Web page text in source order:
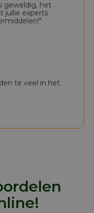
geweldig, het
jullie experts
te veel in het